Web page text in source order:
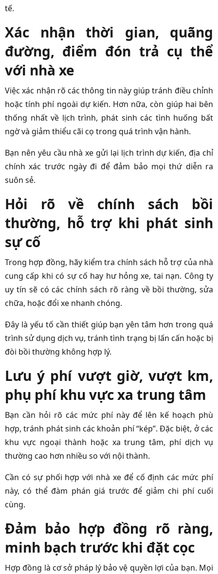
tế.
Xác nhận thời gian, quãng
đường, điểm đón trả cụ thể
với nhà xe
Việc xác nhận rõ các thông tin này giúp tránh điều chỉnh
hoặc tính phí ngoài dự kiến. Hơn nữa, còn giúp hai bên
thống nhất về lịch trình, phát sinh các tình huống bất
ngờ và giảm thiểu cãi cọ trong quá trình vận hành.
Bạn nên yêu cầu nhà xe gửi lại lịch trình dự kiến, địa chỉ
chính xác trước ngày đi để đảm bảo mọi thứ diễn ra
suôn sẻ.
Hỏi rõ về chính sách bồi
thường, hỗ trợ khi phát sinh
sự cố
Trong hợp đồng, hãy kiểm tra chính sách hỗ trợ của nhà
cung cấp khi có sự cố hay hư hỏng xe, tai nạn. Công ty
uy tín sẽ có các chính sách rõ ràng về bồi thường, sửa
chữa, hoặc đổi xe nhanh chóng.
Đây là yếu tố cần thiết giúp bạn yên tâm hơn trong quá
trình sử dụng dịch vụ, tránh tình trạng bị lấn cấn hoặc bị
đòi bồi thường không hợp lý.
Lưu ý phí vượt giờ, vượt km,
phụ phí khu vực xa trung tâm
Bạn cần hỏi rõ các mức phí này để lên kế hoạch phù
hợp, tránh phát sinh các khoản phí “kép”. Đặc biệt, ở các
khu vực ngoại thành hoặc xa trung tâm, phí dịch vụ
thường cao hơn nhiều so với nội thành.
Cần có sự phối hợp với nhà xe để cố định các mức phí
này, có thể đàm phán giá trước để giảm chi phí cuối
cùng.
Đảm bảo hợp đồng rõ ràng,
minh bạch trước khi đặt cọc
Hợp đồng là cơ sở pháp lý bảo vệ quyền lợi của bạn. Mọi